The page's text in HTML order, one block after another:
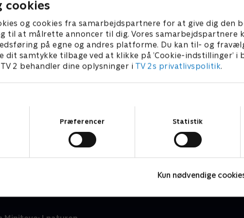
cookies
og cookies fra samarbejdspartnere for at give dig den
til at målrette annoncer til dig. Vores samarbejdspartnere
på egne og andres platforme. Du kan til- og
samtykke tilbage ved at klikke på ’Cookie-indstillinger’ i
2 behandler dine oplysninger i TV 2s privatlivspolitik.
Præferencer Statistik
Kun nødvendige